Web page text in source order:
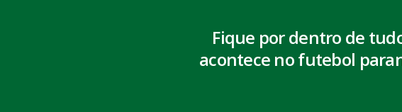
Fique por dentro de
acontece no futebol